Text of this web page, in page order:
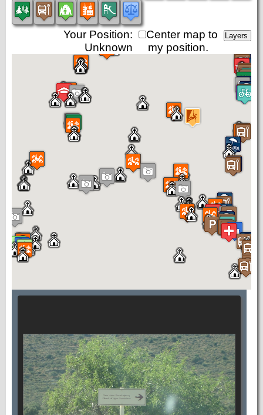
Center map to
my position.
Your Position:
Unknown